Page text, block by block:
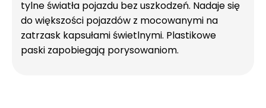
tylne światła pojazdu bez uszkodzeń. Nadaje się
do większości pojazdów z mocowanymi na
zatrzask kapsułami świetlnymi. Plastikowe
paski zapobiegają porysowaniom.